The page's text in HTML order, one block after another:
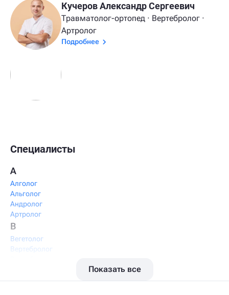
Кучеров Александр Сергеевич
Травматолог-ортопед · Вертебролог ·
Артролог
Подробнее
Специалисты
А
Алголог
Альголог
Андролог
Артролог
В
Вегетолог
Вертебролог
Висцеральный массажист
Показать все